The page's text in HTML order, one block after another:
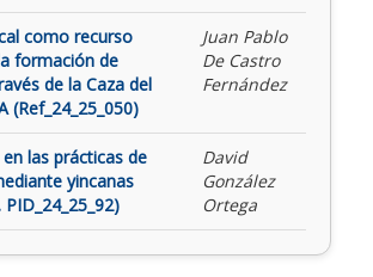
como recurso
formación de
de la Caza del
(Ref_24_25_050)
Juan Pablo
De Castro
Fernández
las prácticas de
yincanas
David
González
Ortega